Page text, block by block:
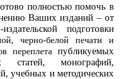
полностью помочь в
Ваших изданий – от
подготовки
черно-белой печати и
переплета публикуемых
статей, монографий,
учебных и методических